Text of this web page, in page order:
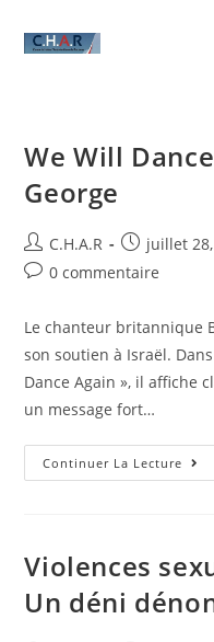
We Will
George
C.H.A.R juillet
0 commentaire
Le chanteur britannique
son soutien à Israël.
Dance Again », il affiche
un message fort…
Continuer La Lecture
Violences
Un déni